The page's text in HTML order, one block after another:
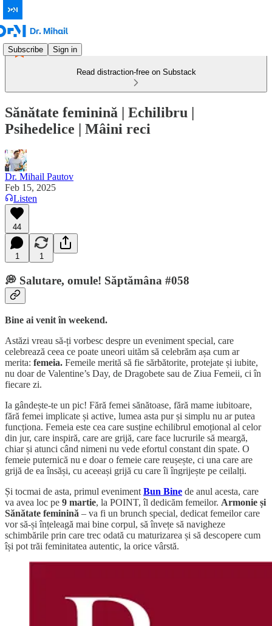
Subscribe Sign in
Read distraction-free on Substack
Sănătate feminină | Echilibru |
Psihedelice | Mâini reci
Dr. Mihail Pautov
Feb 15, 2025
Listen
44
1 1
💭 Salutare, omule! Săptămâna #058
Bine ai venit în weekend.
Astăzi vreau să-ți vorbesc despre un eveniment special, care
celebrează ceea ce poate uneori uităm să celebrăm așa cum ar
merita: femeia. Femeile merită să fie sărbătorite, protejate și iubite,
nu doar de Valentine’s Day, de Dragobete sau de Ziua Femeii, ci în
fiecare zi.
Ia gândește-te un pic! Fără femei sănătoase, fără mame iubitoare,
fără femei implicate și active, lumea asta pur și simplu nu ar putea
funcționa. Femeia este cea care susține echilibrul emoțional al celor
din jur, care inspiră, care are grijă, care face lucrurile să meargă,
chiar și atunci când nimeni nu vede efortul constant din spate. O
femeie puternică nu e doar o femeie care reușește, ci una care are
grijă de ea însăși, cu aceeași grijă cu care îi îngrijește pe ceilalți.
Și tocmai de asta, primul eveniment Bun Bine de anul acesta, care
va avea loc pe 9 martie, la POINT, îl dedicăm femeilor. Armonie și
Sănătate feminină – va fi un brunch special, dedicat femeilor care
vor să-și înțeleagă mai bine corpul, să învețe să navigheze
schimbările prin care trec odată cu maturizarea și să descopere cum
își pot trăi feminitatea autentic, la orice vârstă.